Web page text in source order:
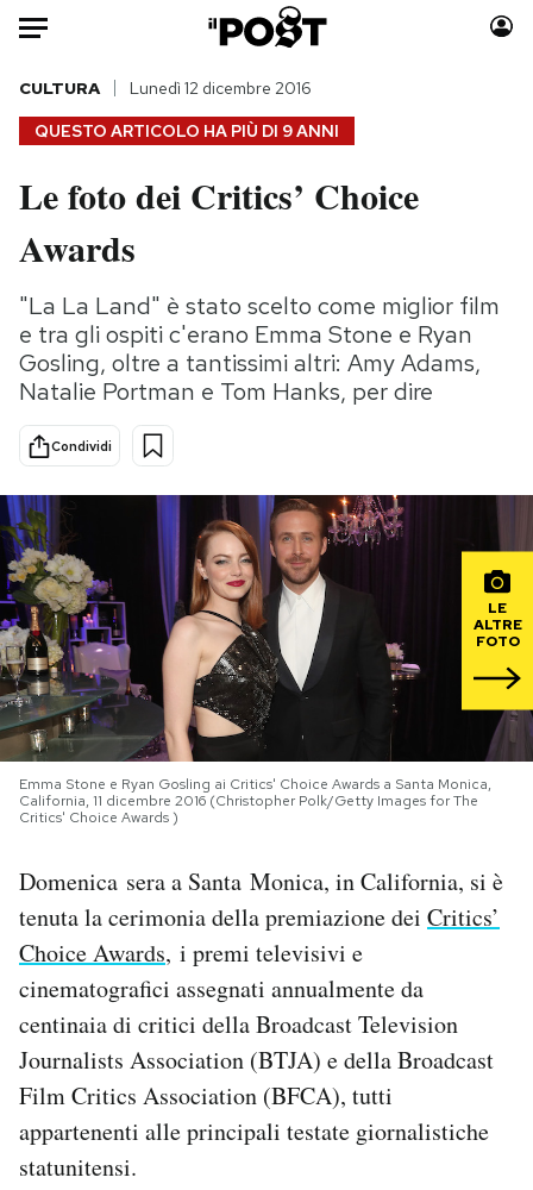
Auto
HOME
Italia
Politica
Tecnologia
Internet
Scienza
Cultura
Economia
Moda
Storie/Idee
Ok Boomer!
Media
Europa
PODCAST
NEWSLETTER
I MIEI PREFERITI
SHOP
CALENDARIO
AREA PERSONALE
Area Personale
Newsletter
Notifiche mobile
Hai bisogno di aiuto?
Esci
QUESTO ARTICOLO HA PIÙ DI 9 ANNI
CULTURA Lunedì 12 dicembre 2016
Le foto dei Critics’ Choice
Awards
"La La Land" è stato scelto come miglior film
e tra gli ospiti c'erano Emma Stone e Ryan
Gosling, oltre a tantissimi altri: Amy Adams,
Natalie Portman e Tom Hanks, per dire
Condividi
LE
ALTRE
FOTO
Emma Stone e Ryan Gosling ai Critics' Choice Awards a Santa Monica,
California, 11 dicembre 2016 (Christopher Polk/Getty Images for The
Critics' Choice Awards )
Domenica sera a Santa Monica, in California, si è
tenuta la cerimonia della premiazione dei Critics’
Choice Awards, i premi televisivi e
cinematografici assegnati annualmente da
centinaia di critici della Broadcast Television
Journalists Association (BTJA) e della Broadcast
Film Critics Association (BFCA), tutti
appartenenti alle principali testate giornalistiche
statunitensi.